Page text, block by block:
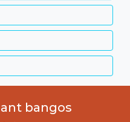
ant bangos